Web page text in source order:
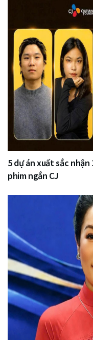
5 dự án xuất sắc
phim ngắn CJ